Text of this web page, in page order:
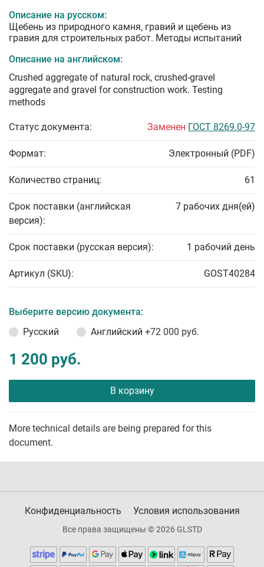
Описание на русском:
Щебень из природного камня, гравий и щебень из
гравия для строительных работ. Методы испытаний
Описание на английском:
Crushed aggregate of natural rock, crushed-gravel
aggregate and gravel for construction work. Testing
methods
Статус документа: Заменен ГОСТ 8269.0-97
Формат: Электронный (PDF)
Количество страниц: 61
Срок поставки (английская
версия):
7 рабочих дня(ей)
Срок поставки (русская версия): 1 рабочий день
Артикул (SKU): GOST40284
Выберите версию документа:
Русский
Английский +72 000 руб.
1 200 руб.
В корзину
More technical details are being prepared for this
document.
Конфиденциальность Условия использования
Все права защищены © 2026 GLSTD